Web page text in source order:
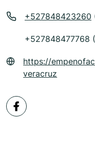
+527848423260
+527848477768
https://
veracruz